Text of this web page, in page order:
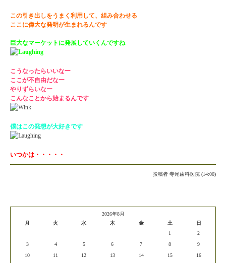
この引き出しをうまく利用して、組み合わせる
ここに偉大な発明が生まれるんです
巨大なマーケットに発展していくんですね
こうなったらいいなー
ここが不自由だなー
やりずらいなー
こんなことから始まるんです
僕はこの発想が大好きです
いつかは・・・・・
投稿者 寺尾歯科医院 (14:00)
2026年8月
月
火 水 木 金 土
日
1
2
3
4 5 6 7 8
9
10
11 12 13 14 15
16